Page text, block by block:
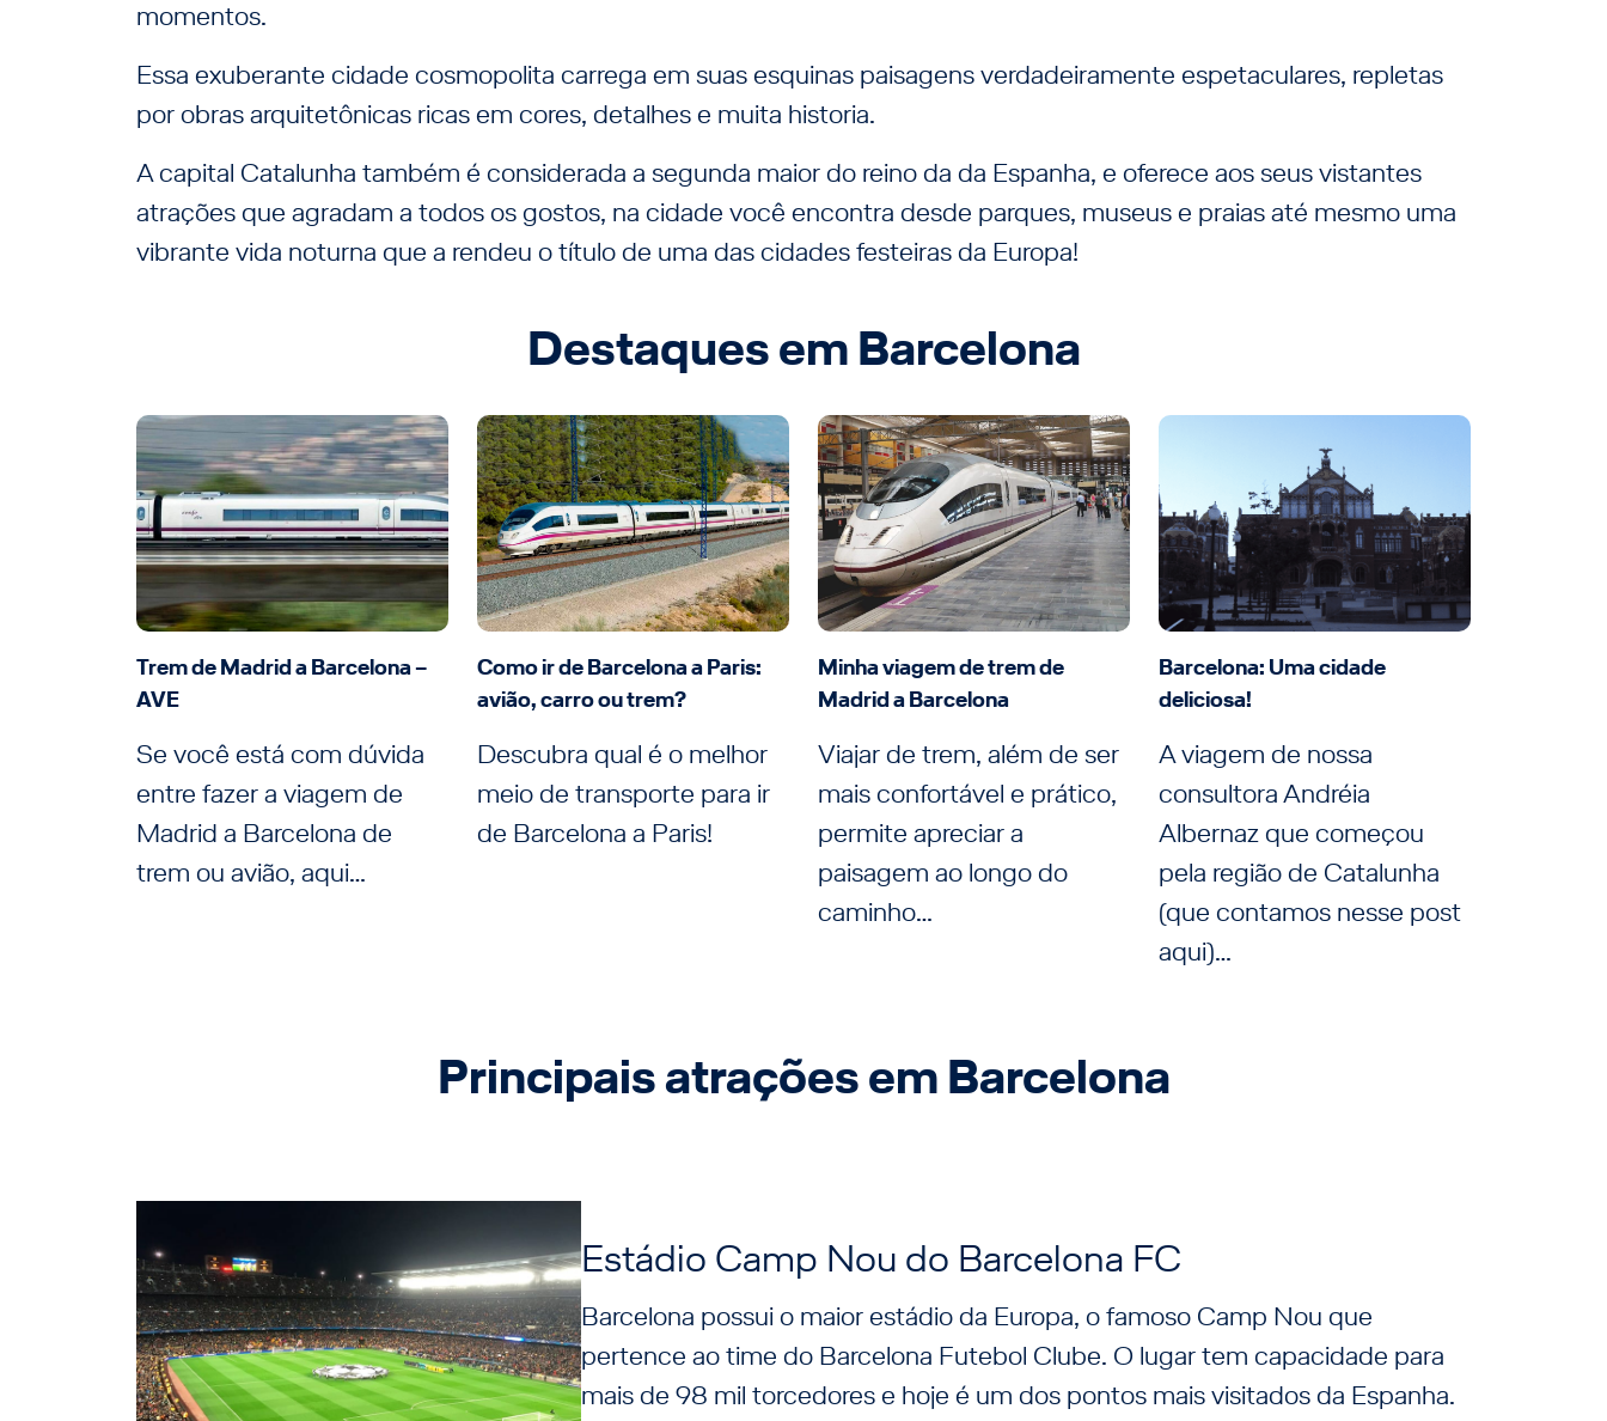
momentos.
Essa exuberante cidade cosmopolita carrega em suas esquinas paisagens verdadeiramente espetaculares, repletas
por obras arquitetônicas ricas em cores, detalhes e muita historia.
A capital Catalunha também é considerada a segunda maior do reino da da Espanha, e oferece aos seus vistantes
atrações que agradam a todos os gostos, na cidade você encontra desde parques, museus e praias até mesmo uma
vibrante vida noturna que a rendeu o título de uma das cidades festeiras da Europa!
Destaques em Barcelona
Trem de Madrid a Barcelona –
AVE
Se você está com dúvida
entre fazer a viagem de
Madrid a Barcelona de
trem ou avião, aqui…
Como ir de Barcelona a Paris:
avião, carro ou trem?
Descubra qual é o melhor
meio de transporte para ir
de Barcelona a Paris!
Minha viagem de trem de
Madrid a Barcelona
Viajar de trem, além de ser
mais confortável e prático,
permite apreciar a
paisagem ao longo do
caminho…
Barcelona: Uma cidade
deliciosa!
A viagem de nossa
consultora Andréia
Albernaz que começou
pela região de Catalunha
(que contamos nesse post
aqui)…
Principais atrações em Barcelona
Estádio Camp Nou do Barcelona FC
Barcelona possui o maior estádio da Europa, o famoso Camp Nou que
pertence ao time do Barcelona Futebol Clube. O lugar tem capacidade para
mais de 98 mil torcedores e hoje é um dos pontos mais visitados da Espanha.